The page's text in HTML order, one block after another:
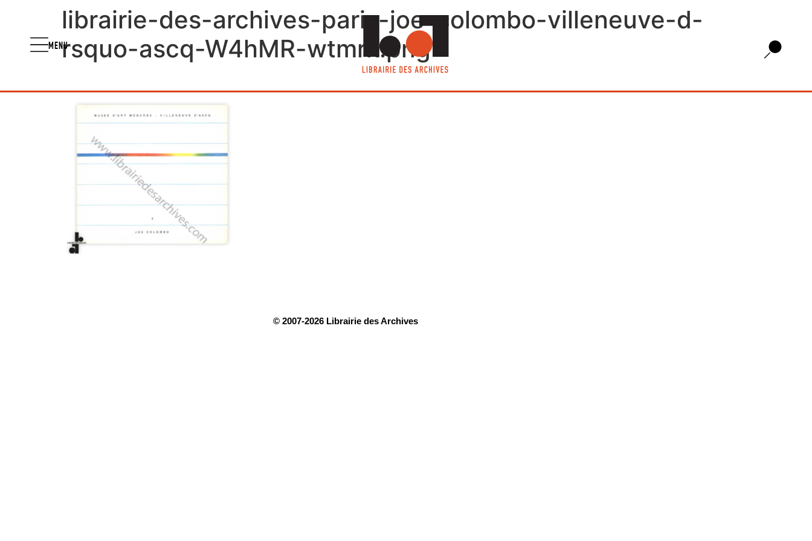
MENU
librairie-des-archives-paris-joe-colombo-villeneuve-d-
rsquo-ascq-W4hMR-wtmrk.png
© 2007-2026 Librairie des Archives